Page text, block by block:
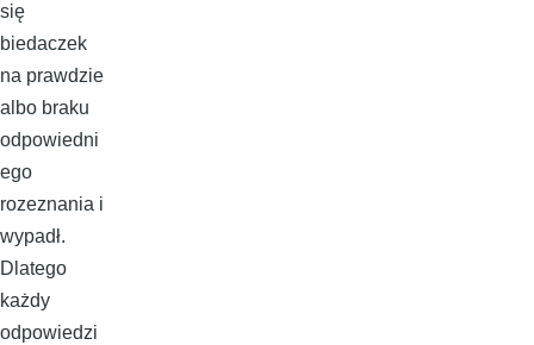
się
biedaczek
na prawdzie
albo braku
odpowiedni
ego
rozeznania i
wypadł.
Dlatego
każdy
odpowiedzi